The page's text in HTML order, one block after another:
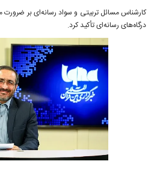
کارشناس مسائل تربیتی و سواد رسانه‌ای بر ضرورت
درگاه‌های رسانه‌ای تأکید کرد.